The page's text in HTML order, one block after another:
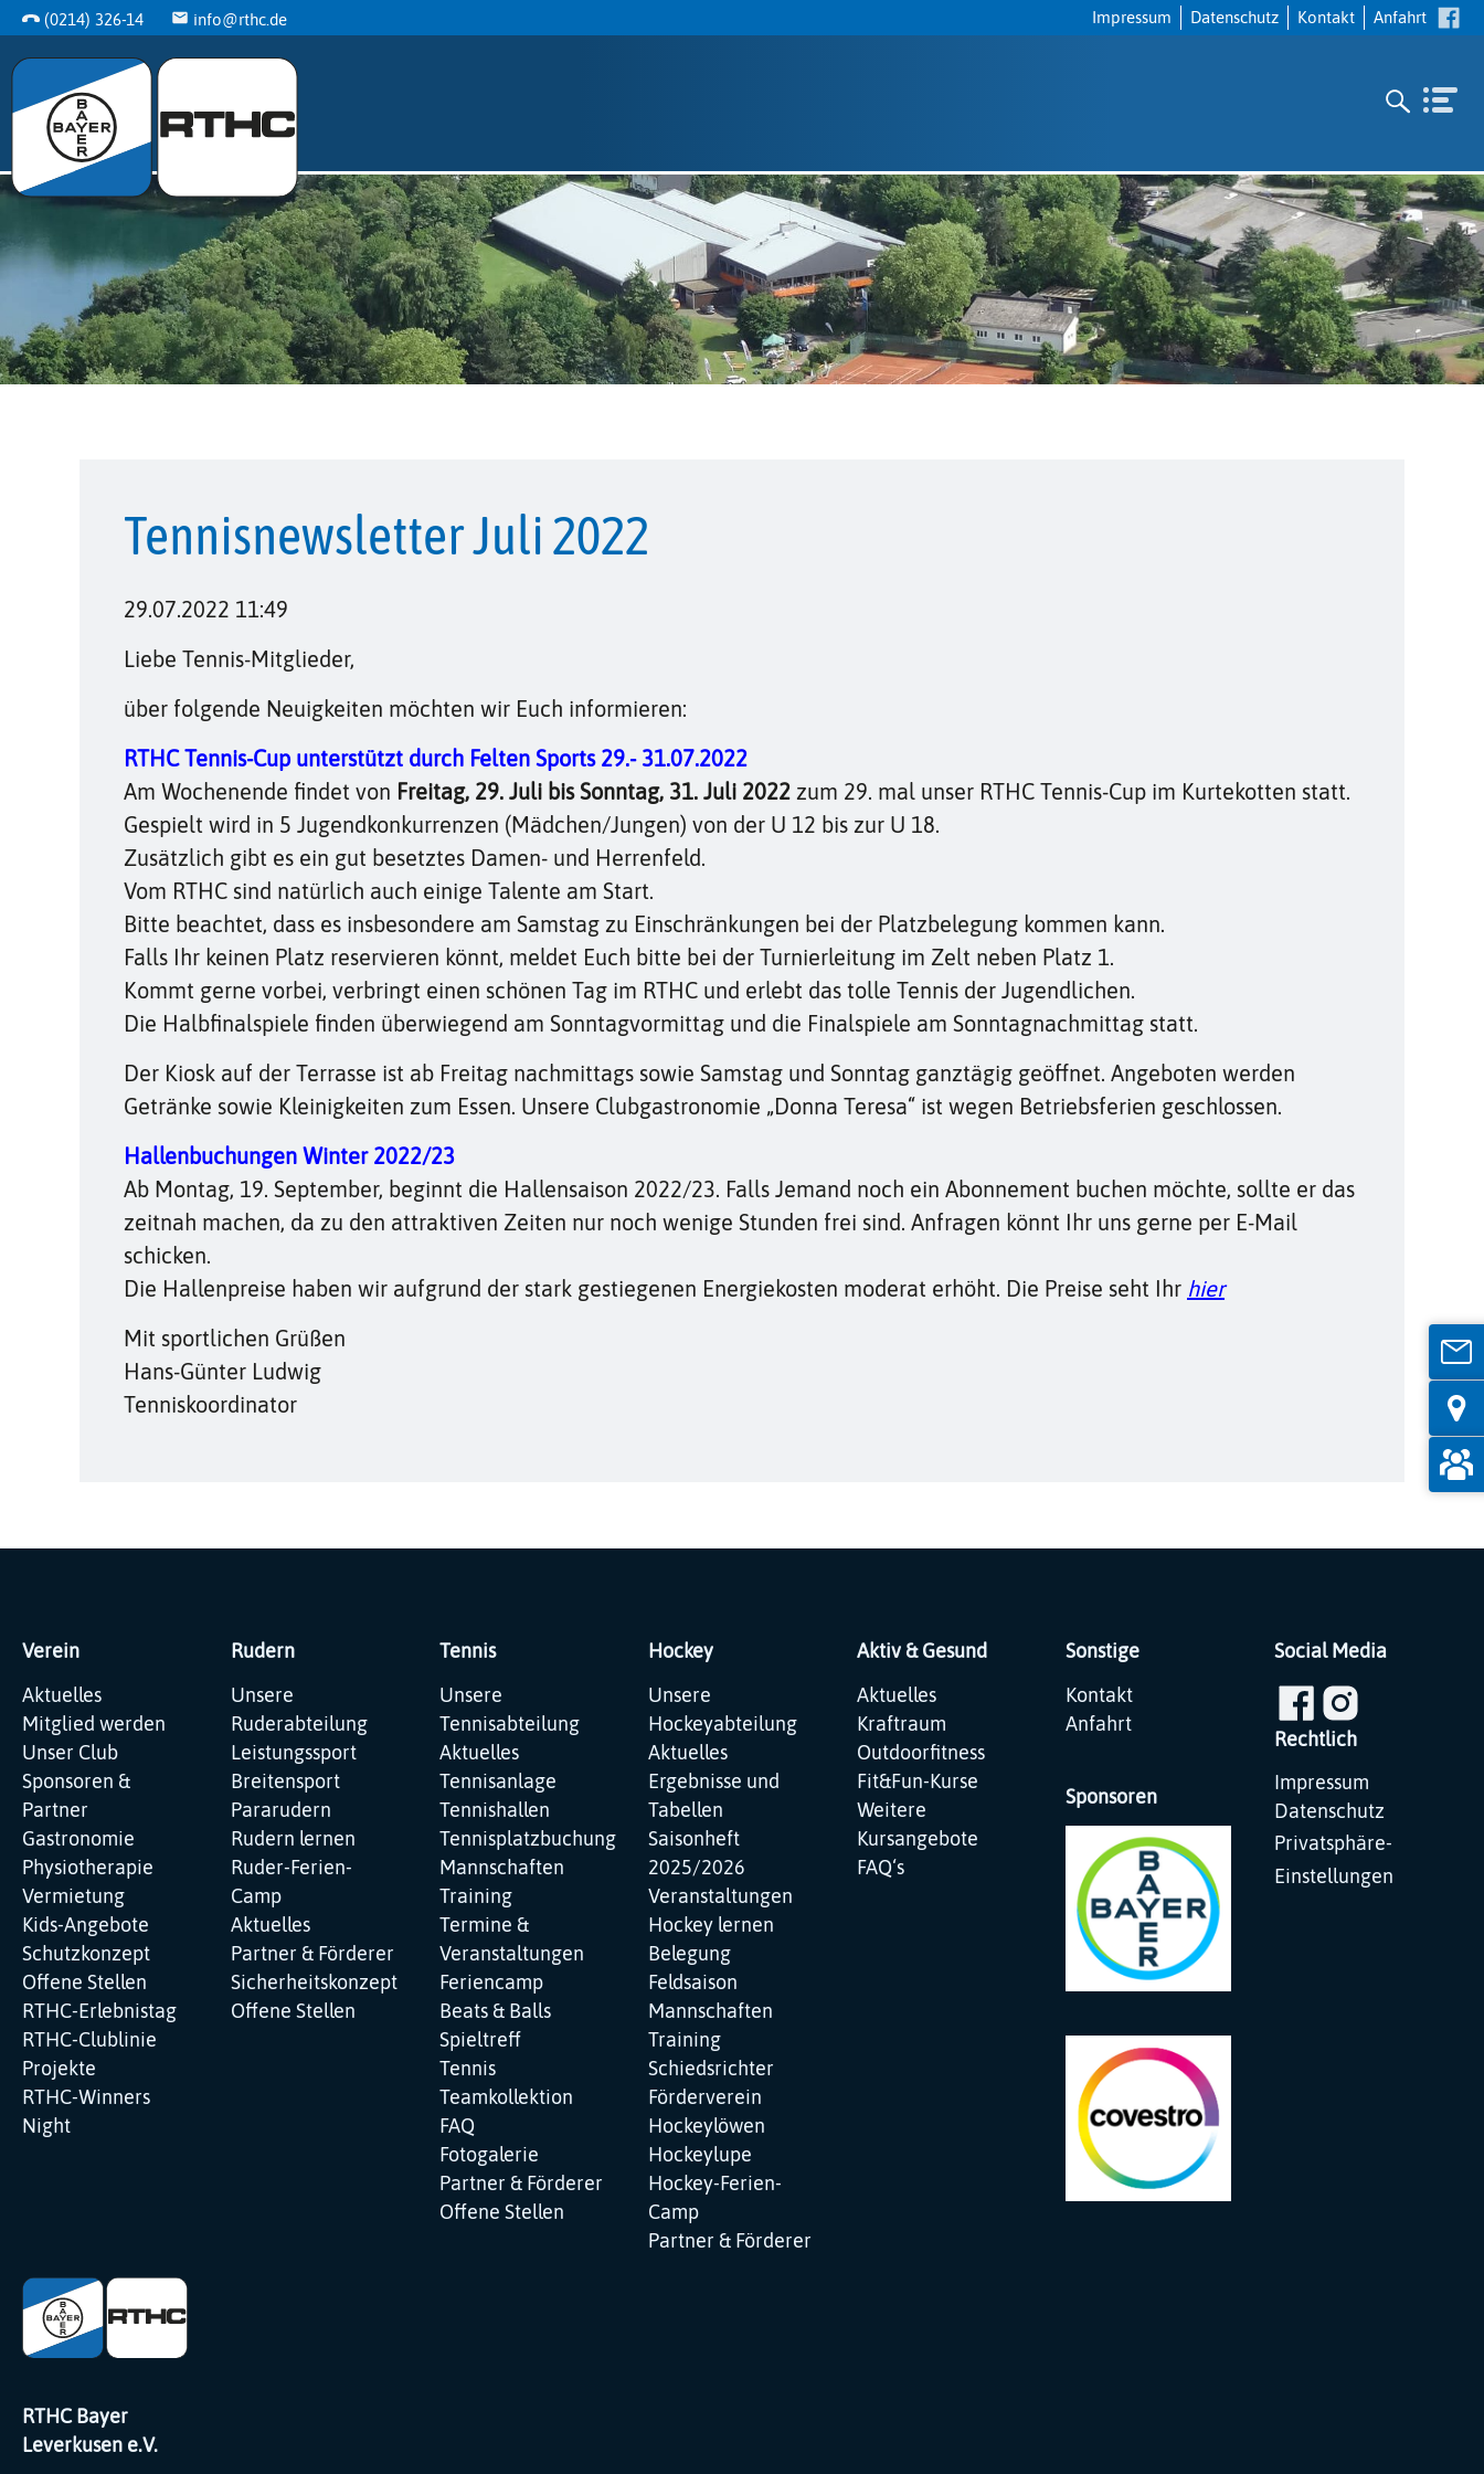
(0214) 326-14 info@rthc.de
Navigation
überspringen
Impressum Datenschutz Kontakt Anfahrt
Tennisnewsletter Juli 2022
29.07.2022 11:49
Liebe Tennis-Mitglieder,
über folgende Neuigkeiten möchten wir Euch informieren:
RTHC Tennis-Cup unterstützt durch Felten Sports 29.- 31.07.2022
Am Wochenende findet von Freitag, 29. Juli bis Sonntag, 31. Juli 2022 zum 29. mal unser RTHC Tennis-Cup im Kurtekotten statt.
Gespielt wird in 5 Jugendkonkurrenzen (Mädchen/Jungen) von der U 12 bis zur U 18.
Zusätzlich gibt es ein gut besetztes Damen- und Herrenfeld.
Vom RTHC sind natürlich auch einige Talente am Start.
Bitte beachtet, dass es insbesondere am Samstag zu Einschränkungen bei der Platzbelegung kommen kann.
Falls Ihr keinen Platz reservieren könnt, meldet Euch bitte bei der Turnierleitung im Zelt neben Platz 1.
Kommt gerne vorbei, verbringt einen schönen Tag im RTHC und erlebt das tolle Tennis der Jugendlichen.
Die Halbfinalspiele finden überwiegend am Sonntagvormittag und die Finalspiele am Sonntagnachmittag statt.
Der Kiosk auf der Terrasse ist ab Freitag nachmittags sowie Samstag und Sonntag ganztägig geöffnet. Angeboten werden
Getränke sowie Kleinigkeiten zum Essen. Unsere Clubgastronomie „Donna Teresa“ ist wegen Betriebsferien geschlossen.
Hallenbuchungen Winter 2022/23
Ab Montag, 19. September, beginnt die Hallensaison 2022/23. Falls Jemand noch ein Abonnement buchen möchte, sollte er das
zeitnah machen, da zu den attraktiven Zeiten nur noch wenige Stunden frei sind. Anfragen könnt Ihr uns gerne per E-Mail
schicken.
Die Hallenpreise haben wir aufgrund der stark gestiegenen Energiekosten moderat erhöht. Die Preise seht Ihr hier
Mit sportlichen Grüßen
Hans-Günter Ludwig
Tenniskoordinator
Verein
Navigation
überspringen
Aktuelles
Mitglied werden
Unser Club
Sponsoren &
Partner
Gastronomie
Physiotherapie
Vermietung
Kids-Angebote
Schutzkonzept
Offene Stellen
RTHC-Erlebnistag
RTHC-Clublinie
Projekte
RTHC-Winners
Night
Rudern
Navigation
überspringen
Unsere
Ruderabteilung
Leistungssport
Breitensport
Pararudern
Rudern lernen
Ruder-Ferien-
Camp
Aktuelles
Partner & Förderer
Sicherheitskonzept
Offene Stellen
Tennis
Navigation
überspringen
Unsere
Tennisabteilung
Aktuelles
Tennisanlage
Tennishallen
Tennisplatzbuchung
Mannschaften
Training
Termine &
Veranstaltungen
Feriencamp
Beats & Balls
Spieltreff
Tennis
Teamkollektion
FAQ
Fotogalerie
Partner & Förderer
Offene Stellen
Hockey
Navigation
überspringen
Unsere
Hockeyabteilung
Aktuelles
Ergebnisse und
Tabellen
Saisonheft
2025/2026
Veranstaltungen
Hockey lernen
Belegung
Feldsaison
Mannschaften
Training
Schiedsrichter
Förderverein
Hockeylöwen
Hockeylupe
Hockey-Ferien-
Camp
Partner & Förderer
Aktiv & Gesund
Navigation
überspringen
Aktuelles
Kraftraum
Outdoorfitness
Fit&Fun-Kurse
Weitere
Kursangebote
FAQ‘s
Sonstige
Navigation
überspringen
Kontakt
Anfahrt
Sponsoren
Social Media
Rechtlich
Navigation
überspringen
Impressum
Datenschutz
Privatsphäre-
Einstellungen
RTHC Bayer
Leverkusen e.V.